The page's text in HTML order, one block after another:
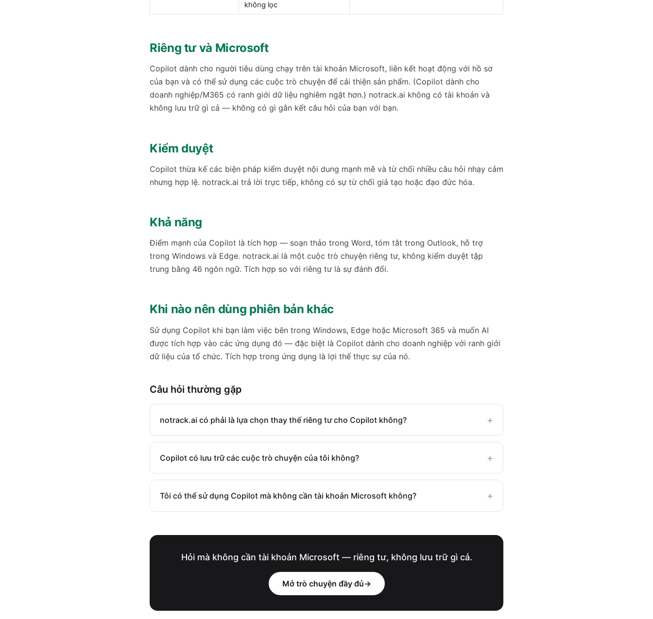
không lọc
Riêng tư và Microsoft
Copilot dành cho người tiêu dùng chạy trên tài khoản Microsoft, liên kết hoạt động với hồ sơ
của bạn và có thể sử dụng các cuộc trò chuyện để cải thiện sản phẩm. (Copilot dành cho
doanh nghiệp/M365 có ranh giới dữ liệu nghiêm ngặt hơn.) notrack.ai không có tài khoản và
không lưu trữ gì cả — không có gì gắn kết câu hỏi của bạn với bạn.
Kiểm duyệt
Copilot thừa kế các biện pháp kiểm duyệt nội dung mạnh mẽ và từ chối nhiều câu hỏi nhạy cảm
nhưng hợp lệ. notrack.ai trả lời trực tiếp, không có sự từ chối giả tạo hoặc đạo đức hóa.
Khả năng
Điểm mạnh của Copilot là tích hợp — soạn thảo trong Word, tóm tắt trong Outlook, hỗ trợ
trong Windows và Edge. notrack.ai là một cuộc trò chuyện riêng tư, không kiểm duyệt tập
trung bằng 46 ngôn ngữ. Tích hợp so với riêng tư là sự đánh đổi.
Khi nào nên dùng phiên bản khác
Sử dụng Copilot khi bạn làm việc bên trong Windows, Edge hoặc Microsoft 365 và muốn AI
được tích hợp vào các ứng dụng đó — đặc biệt là Copilot dành cho doanh nghiệp với ranh giới
dữ liệu của tổ chức. Tích hợp trong ứng dụng là lợi thế thực sự của nó.
Câu hỏi thường gặp
notrack.ai có phải là lựa chọn thay thế riêng tư cho Copilot không? +
Copilot có lưu trữ các cuộc trò chuyện của tôi không? +
Tôi có thể sử dụng Copilot mà không cần tài khoản Microsoft không? +
Hỏi mà không cần tài khoản Microsoft — riêng tư, không lưu trữ gì cả.
Mở trò chuyện đầy đủ→